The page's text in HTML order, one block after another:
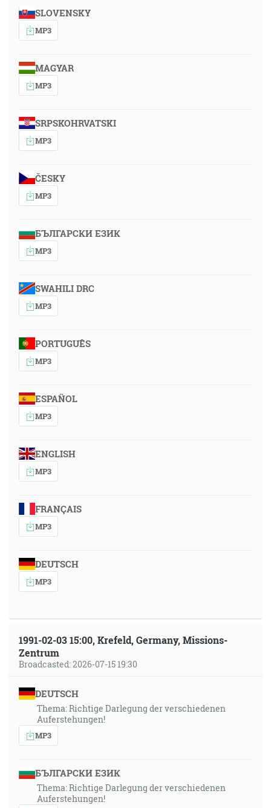
SLOVENSKY
MP3
MAGYAR
MP3
SRPSKOHRVATSKI
MP3
ČESKY
MP3
БЪЛГАРСКИ ЕЗИК
MP3
SWAHILI DRC
MP3
PORTUGUÊS
MP3
ESPAÑOL
MP3
ENGLISH
MP3
FRANÇAIS
MP3
DEUTSCH
MP3
1991-02-03 15:00, Krefeld, Germany, Missions-
Zentrum
Broadcasted: 2026-07-15 19:30
DEUTSCH
Thema: Richtige Darlegung der verschiedenen
Auferstehungen!
MP3
БЪЛГАРСКИ ЕЗИК
Thema: Richtige Darlegung der verschiedenen
Auferstehungen!